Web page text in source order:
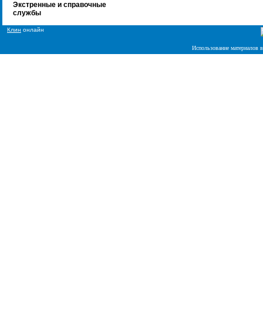
Экстренные и справочные
службы
Клин онлайн
Использование материалов